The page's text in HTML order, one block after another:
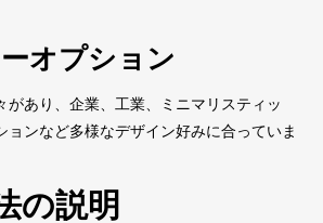
オプション
があり、企業、工業、ミニマリスティッ
ョンなど多様なデザイン好みに合っていま
の説明